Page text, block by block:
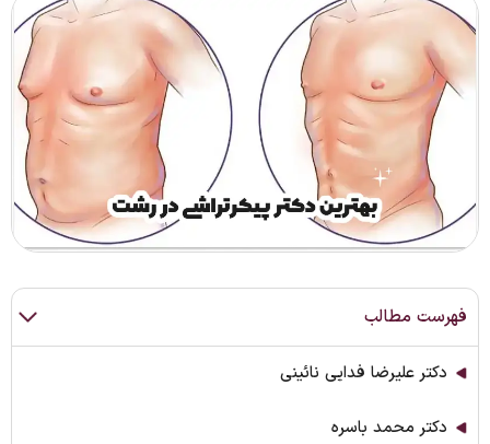
فهرست مطالب
دکتر علیرضا فدایی نائینی
دکتر محمد باسره